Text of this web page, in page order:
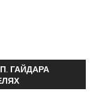
ГАЙДАРА